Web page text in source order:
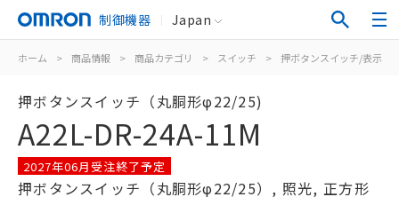
制御機器 Japan
ホーム > 商品情報 > 商品カテゴリ > スイッチ > 押ボタンスイッチ/表示灯
押ボタンスイッチ（丸胴形φ22/25)
A22L-DR-24A-11M
2027年06月受注終了予定
押ボタンスイッチ（丸胴形φ22/25）, 照光, 正方形